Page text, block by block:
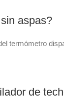
aspas?
termómetro
de